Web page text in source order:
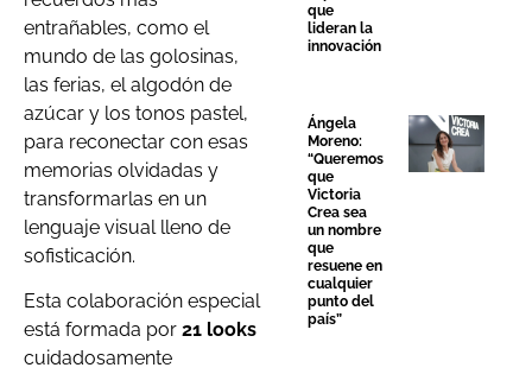
entrañables, como el
mundo de las golosinas,
las ferias, el algodón de
azúcar y los tonos pastel,
para reconectar con esas
memorias olvidadas y
transformarlas en un
lenguaje visual lleno de
sofisticación.
Esta colaboración especial
está formada por 21 looks
cuidadosamente
que
lideran la
innovación
Ángela
Moreno:
“Queremos
que
Victoria
Crea sea
un nombre
que
resuene en
cualquier
punto del
país”